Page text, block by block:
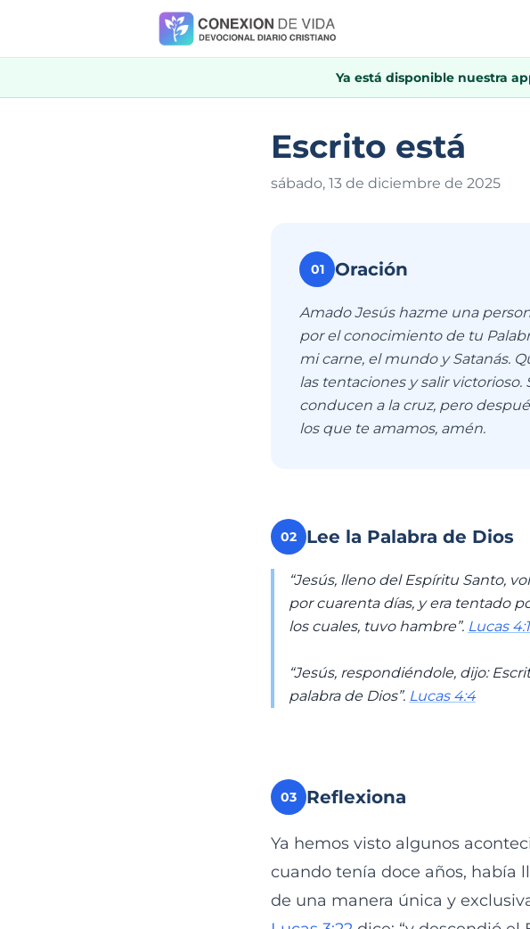
Ya está disponible nuestra
Escrito está
sábado, 13 de diciembre de 2025
01 Oración
Amado Jesús hazme una
por el conocimiento de tu
mi carne, el mundo y Satanás.
las tentaciones y salir
conducen a la cruz, pero
los que te amamos, amén.
02 Lee la Palabra de Dios
“Jesús, lleno del Espíritu Santo,
por cuarenta días, y era tentado
los cuales, tuvo hambre”. Lucas
“Jesús, respondiéndole, dijo:
palabra de Dios”. Lucas 4:4
03 Reflexiona
Ya hemos visto algunos
cuando tenía doce años, había
de una manera única y